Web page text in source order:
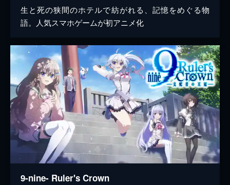
生と死の狭間のホテルで紡がれる、記憶をめぐる物
語。人気スマホゲームが初アニメ化
9-nine- Ruler's Crown